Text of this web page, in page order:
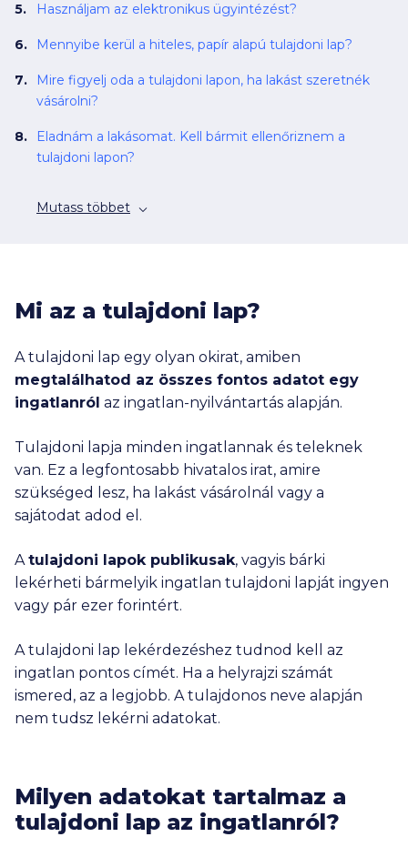
Használjam az elektronikus ügyintézést?
Mennyibe kerül a hiteles, papír alapú tulajdoni lap?
Mire figyelj oda a tulajdoni lapon, ha lakást szeretnék
vásárolni?
Eladnám a lakásomat. Kell bármit ellenőriznem a
tulajdoni lapon?
Mutass többet
Mi az a tulajdoni lap?
A tulajdoni lap egy olyan okirat, amiben
megtalálhatod az összes fontos adatot egy
ingatlanról az ingatlan-nyilvántartás alapján.
Tulajdoni lapja minden ingatlannak és teleknek
van. Ez a legfontosabb hivatalos irat, amire
szükséged lesz, ha lakást vásárolnál vagy a
sajátodat adod el.
Atulajdoni lapok publikusak, vagyis bárki
lekérheti bármelyik ingatlan tulajdoni lapját ingyen
vagy pár ezer forintért.
A tulajdoni lap lekérdezéshez tudnod kell az
ingatlan pontos címét. Ha a helyrajzi számát
ismered, az a legjobb. A tulajdonos neve alapján
nem tudsz lekérni adatokat.
Milyen adatokat tartalmaz a
tulajdoni lap az ingatlanról?